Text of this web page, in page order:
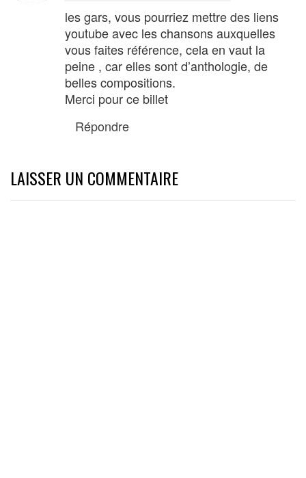
les gars, vous pourriez mettre des liens
youtube avec les chansons auxquelles
vous faites référence, cela en vaut la
peine , car elles sont d’anthologie, de
belles compositions.
Merci pour ce billet
Répondre
LAISSER UN COMMENTAIRE